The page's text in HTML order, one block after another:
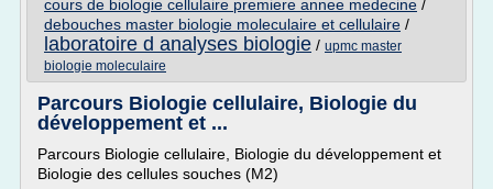
cours de biologie cellulaire premiere annee medecine /
debouches master biologie moleculaire et cellulaire /
laboratoire d analyses biologie / upmc master
biologie moleculaire
Parcours Biologie cellulaire, Biologie du
développement et ...
Parcours Biologie cellulaire, Biologie du développement et
Biologie des cellules souches (M2)